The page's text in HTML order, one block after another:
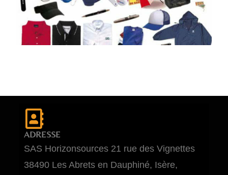
ADRESSE
SAS Horizonsources 21 rue des Vignettes
38490 Les Abrets en Dauphiné, Isère,